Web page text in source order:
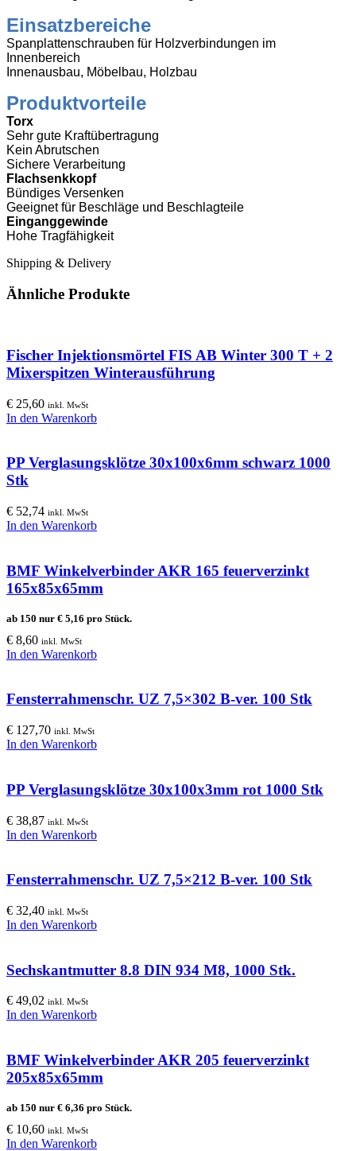
Einsatzbereiche
Spanplattenschrauben für Holzverbindungen im
Innenbereich
Innenausbau, Möbelbau, Holzbau
Produktvorteile
Torx
Sehr gute Kraftübertragung
Kein Abrutschen
Sichere Verarbeitung
Flachsenkkopf
Bündiges Versenken
Geeignet für Beschläge und Beschlagteile
Einganggewinde
Hohe Tragfähigkeit
Shipping & Delivery
Ähnliche Produkte
Fischer Injektionsmörtel FIS AB Winter 300 T + 2
Mixerspitzen Winterausführung
€ 25,60 inkl. MwSt
In den Warenkorb
PP Verglasungsklötze 30x100x6mm schwarz 1000
Stk
€ 52,74 inkl. MwSt
In den Warenkorb
BMF Winkelverbinder AKR 165 feuerverzinkt
165x85x65mm
ab 150 nur € 5,16 pro Stück.
€ 8,60 inkl. MwSt
In den Warenkorb
Fensterrahmenschr. UZ 7,5×302 B-ver. 100 Stk
€ 127,70 inkl. MwSt
In den Warenkorb
PP Verglasungsklötze 30x100x3mm rot 1000 Stk
€ 38,87 inkl. MwSt
In den Warenkorb
Fensterrahmenschr. UZ 7,5×212 B-ver. 100 Stk
€ 32,40 inkl. MwSt
In den Warenkorb
Sechskantmutter 8.8 DIN 934 M8, 1000 Stk.
€ 49,02 inkl. MwSt
In den Warenkorb
BMF Winkelverbinder AKR 205 feuerverzinkt
205x85x65mm
ab 150 nur € 6,36 pro Stück.
€ 10,60 inkl. MwSt
In den Warenkorb